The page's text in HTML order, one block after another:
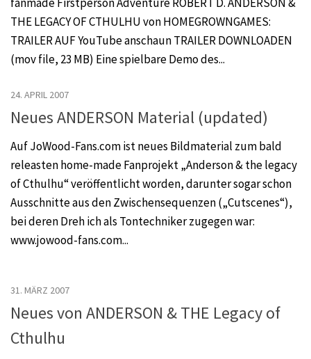
THE LEGACY OF CTHULHU von HOMEGROWNGAMES:
TRAILER AUF YouTube anschaun TRAILER DOWNLOADEN
(mov file, 23 MB) Eine spielbare Demo des...
24. APRIL 2007
Neues ANDERSON Material (updated)
Auf JoWood-Fans.com ist neues Bildmaterial zum bald
releasten home-made Fanprojekt „Anderson & the legacy
of Cthulhu“ veröffentlicht worden, darunter sogar schon
Ausschnitte aus den Zwischensequenzen („Cutscenes“),
bei deren Dreh ich als Tontechniker zugegen war:
www.jowood-fans.com...
31. MÄRZ 2007
Neues von ANDERSON & THE Legacy of
Cthulhu